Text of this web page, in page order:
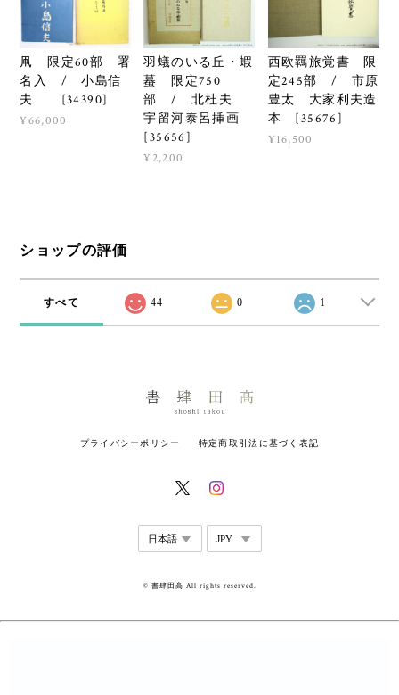
凧 限定60部 署
名入 / 小島信
夫 [34390]
¥66,000
羽蟻のいる丘・蝦
蟇 限定750
部 / 北杜夫
宇留河泰呂挿画
[35656]
¥2,200
西欧羈旅覚書 限
定245部 / 市原
豊太 大家利夫造
本 [35676]
¥16,500
ショップの評価
すべて 44 0 1
プライバシーポリシー 特定商取引法に基づく表記
© 書肆田高 All rights reserved.